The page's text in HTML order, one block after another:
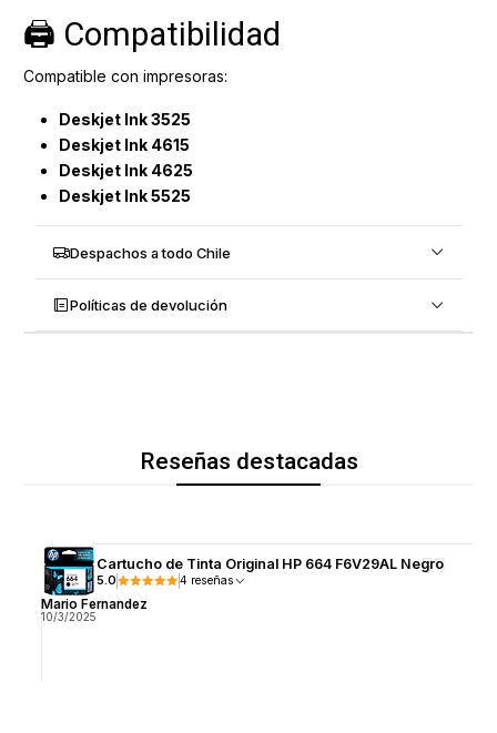
🖨️ Compatibilidad
Compatible con impresoras:
Deskjet Ink 3525
Deskjet Ink 4615
Deskjet Ink 4625
Deskjet Ink 5525
Despachos a todo Chile
Políticas de devolución
Reseñas destacadas
Cartucho de Tinta Original HP 664 F6V29AL Negro
5.0 4 reseñas
Mario Fernandez
10/3/2025